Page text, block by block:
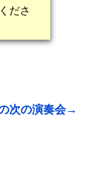
ださ
次の演奏会→